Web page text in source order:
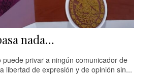
nada…
puede privar a ningún comunicador de
libertad de expresión y de opinión sin...